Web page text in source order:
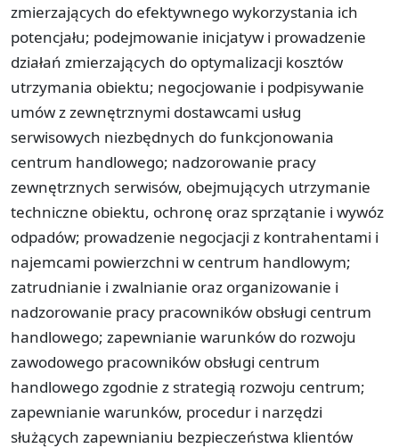
zmierzających do efektywnego wykorzystania ich
potencjału; podejmowanie inicjatyw i prowadzenie
działań zmierzających do optymalizacji kosztów
utrzymania obiektu; negocjowanie i podpisywanie
umów z zewnętrznymi dostawcami usług
serwisowych niezbędnych do funkcjonowania
centrum handlowego; nadzorowanie pracy
zewnętrznych serwisów, obejmujących utrzymanie
techniczne obiektu, ochronę oraz sprzątanie i wywóz
odpadów; prowadzenie negocjacji z kontrahentami i
najemcami powierzchni w centrum handlowym;
zatrudnianie i zwalnianie oraz organizowanie i
nadzorowanie pracy pracowników obsługi centrum
handlowego; zapewnianie warunków do rozwoju
zawodowego pracowników obsługi centrum
handlowego zgodnie z strategią rozwoju centrum;
zapewnianie warunków, procedur i narzędzi
służących zapewnianiu bezpieczeństwa klientów